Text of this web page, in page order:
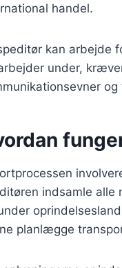
handel.
kan arbejde
under,
indsamle alle
planlægge